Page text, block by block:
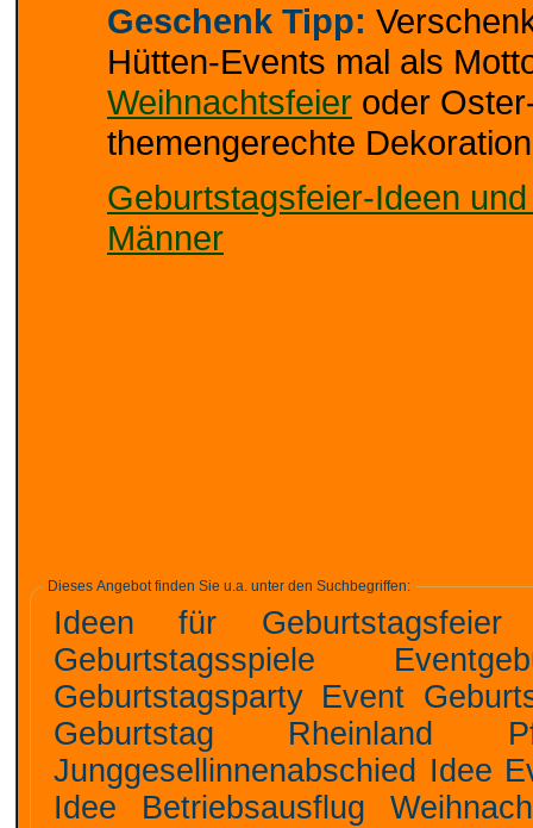
Geschenk Tipp:
Hütten-Events mal als
Weihnachtsfeier oder
themengerechte
Geburtstagsfeier-Ideen
Männer
Dieses Angebot finden Sie u.a. unter den Suchbegriffen:
Ideen für Geburtstagsfeier Mottoparty Ideen für
Geburtstagsspiele Eventgeburtstag Eventgeschenke Event
Geburtstagsparty Event Geburtstagslocation sehr beliebt Feierlocation
Geburtstag Rheinland Pfalz Idee
Junggesellinnenabschied Idee Eventhochzeit Hochzeitsevent Mottoparty
Idee Betriebsausflug Weihnachtsfeier Hütte Vereinsausflug Sommer